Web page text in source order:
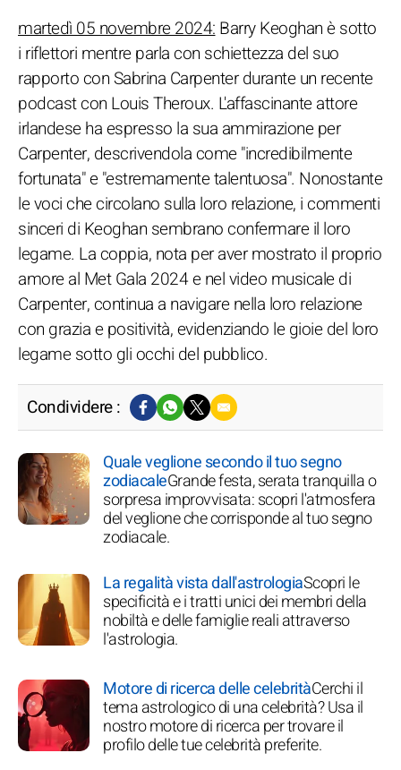
martedì 05 novembre 2024: Barry Keoghan è sotto
i riflettori mentre parla con schiettezza del suo
rapporto con Sabrina Carpenter durante un recente
podcast con Louis Theroux. L'affascinante attore
irlandese ha espresso la sua ammirazione per
Carpenter, descrivendola come "incredibilmente
fortunata" e "estremamente talentuosa". Nonostante
le voci che circolano sulla loro relazione, i commenti
sinceri di Keoghan sembrano confermare il loro
legame. La coppia, nota per aver mostrato il proprio
amore al Met Gala 2024 e nel video musicale di
Carpenter, continua a navigare nella loro relazione
con grazia e positività, evidenziando le gioie del loro
legame sotto gli occhi del pubblico.
Condividere :
Quale veglione secondo il tuo segno
zodiacaleGrande festa, serata tranquilla o
sorpresa improvvisata: scopri l'atmosfera
del veglione che corrisponde al tuo segno
zodiacale.
La regalità vista dall'astrologiaScopri le
specificità e i tratti unici dei membri della
nobiltà e delle famiglie reali attraverso
l'astrologia.
Motore di ricerca delle celebritàCerchi il
tema astrologico di una celebrità? Usa il
nostro motore di ricerca per trovare il
profilo delle tue celebrità preferite.